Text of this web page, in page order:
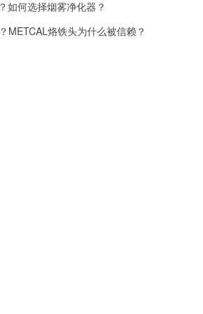
如何选择烟雾净化器？
METCAL烙铁头为什么被信赖？